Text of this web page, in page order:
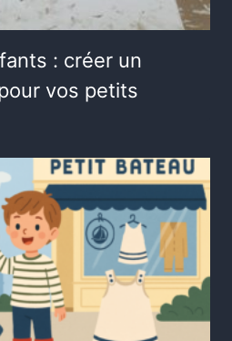
: créer un
vos petits